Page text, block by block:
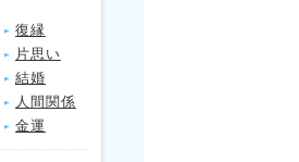
復縁
片思い
結婚
人間関係
金運